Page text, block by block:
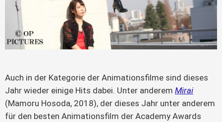
Auch in der Kategorie der Animationsfilme sind dieses
Jahr wieder einige Hits dabei. Unter anderem Mirai
(Mamoru Hosoda, 2018), der dieses Jahr unter anderem
für den besten Animationsfilm der Academy Awards